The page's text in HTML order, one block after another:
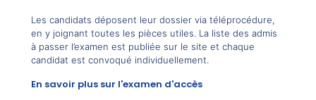
Les candidats déposent leur dossier via téléprocédure,
en y joignant toutes les pièces utiles. La liste des admis
à passer l’examen est publiée sur le site et chaque
candidat est convoqué individuellement.
En savoir plus sur l'examen d'accès